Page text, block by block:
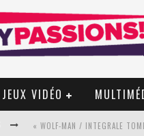
JEUX VIDÉO
« WOLF-MAN / INTEGRALE